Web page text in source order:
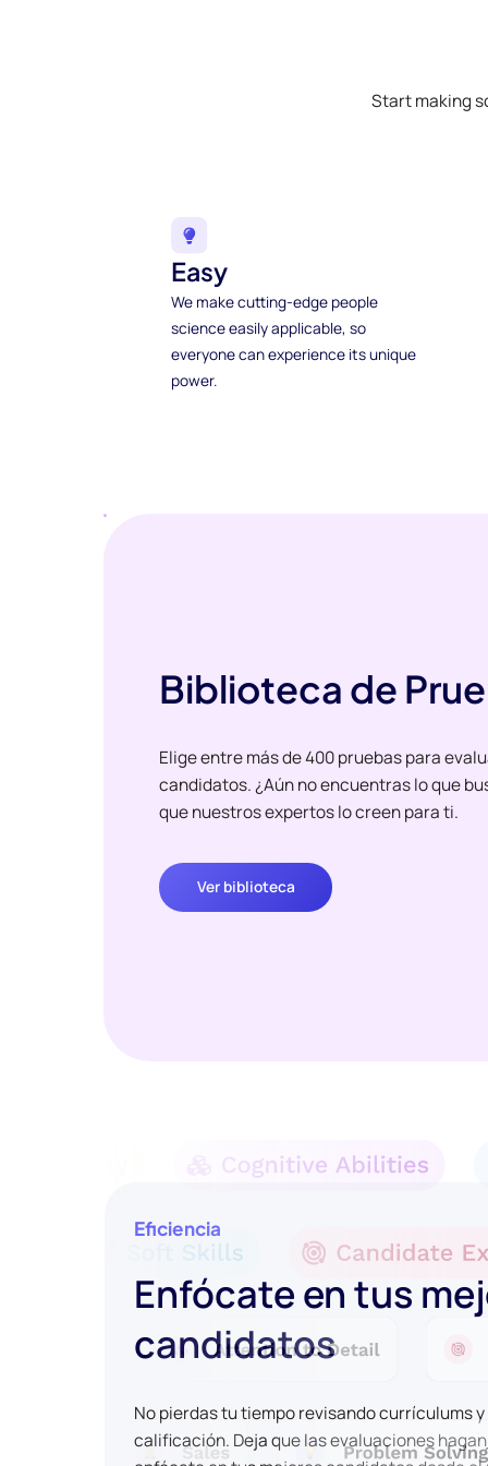
Start making
Easy
We make cutting-edge people
science easily applicable, so
everyone can experience its unique
power.
Biblioteca de
Elige entre más de 400 pruebas para
candidatos. ¿Aún no encuentras lo que
que nuestros expertos lo creen para ti.
Ver biblioteca
Eficiencia
Enfócate en tus
candidatos
No pierdas tu tiempo revisando currículums
calificación. Deja que las evaluaciones